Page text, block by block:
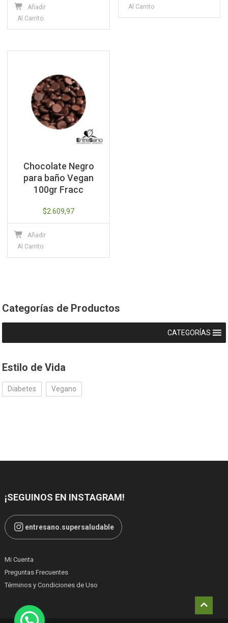
Añadir
Al Carrito
Al Carrito
Chocolate Negro
para baño Vegan
100gr Fracc
$2.609,97
Añadir
Al Carrito
Categorías de Productos
CATEGORÍAS
Estilo de Vida
Diabetes Vegano
¡SEGUINOS EN INSTAGRAM!
entresano.supersaludable
Mi Cuenta
Preguntas Frecuentes
Términos y Condiciones de Uso